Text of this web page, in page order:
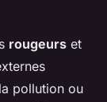
rougeurs et
pollution ou